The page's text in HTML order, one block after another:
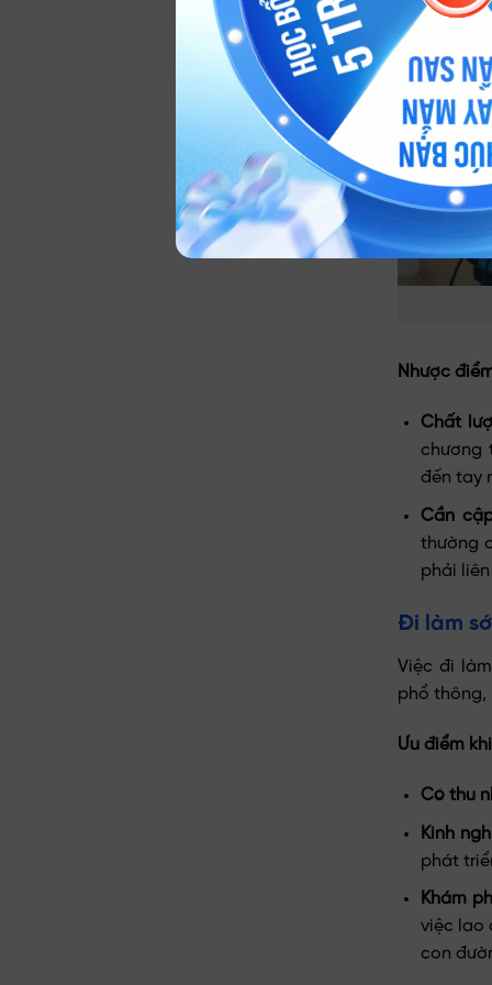
Nhược
Chất
chương
đến tay
Cần
thường
phải
Đi làm
Việc đi
phổ thông,
Ưu điểm
Có thu
Kinh
phát
Khám
việc lao
con
ỹ